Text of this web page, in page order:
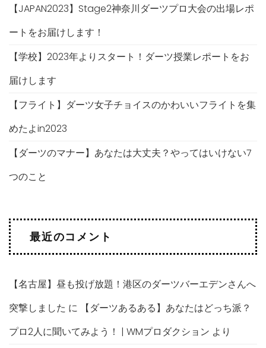
【JAPAN2023】Stage2神奈川ダーツプロ大会の出場レポ
ートをお届けします！
【学校】2023年よりスタート！ダーツ授業レポートをお
届けします
【フライト】ダーツ女子チョイスのかわいいフライトを集
めたよin2023
【ダーツのマナー】あなたは大丈夫？やってはいけない7
つのこと
最近のコメント
【名古屋】昼も投げ放題！港区のダーツバーエデンさんへ
突撃しました に
【ダーツあるある】あなたはどっち派？
プロ2人に聞いてみよう！ | WMプロダクション より